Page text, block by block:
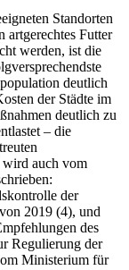
Standorten
artgerechtes Futter
werden, ist die
deutlich
der Städte im
deutlich zu
– die
wird auch vom
der
2019 (4), und
des
Regulierung der
Ministerium für